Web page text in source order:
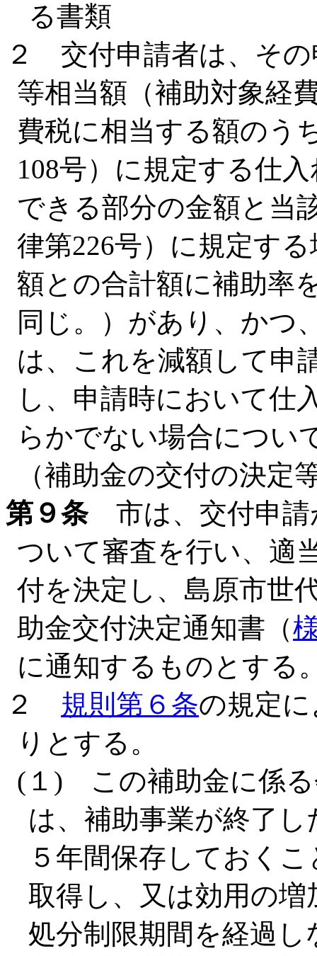
る書類
２ 交付申請者は、その
等相当額（補助対象経
費税に相当する額のう
108号）に規定する仕
できる部分の金額と当
律第226号）に規定す
額との合計額に補助率
同じ。）があり、かつ
は、これを減額して申
し、申請時において仕
らかでない場合につい
（補助金の交付の決定
第９条市は、交付申請
ついて審査を行い、適
付を決定し、島原市世
助金交付決定通知書（
に通知するものとする
２ 規則第６条の規定
りとする。
(１) この補助金に係る
は、補助事業が終了
５年間保存しておく
取得し、又は効用の
処分制限期間を経過